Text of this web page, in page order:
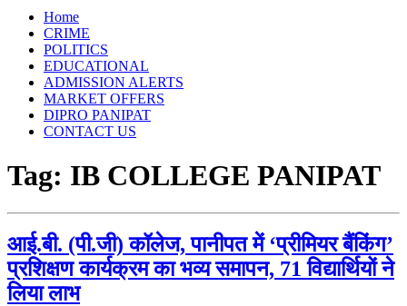
Home
CRIME
POLITICS
EDUCATIONAL
ADMISSION ALERTS
MARKET OFFERS
DIPRO PANIPAT
CONTACT US
Tag: IB COLLEGE PANIPAT
आई.बी. (पी.जी) कॉलेज, पानीपत में ‘प्रीमियर बैंकिंग’
प्रशिक्षण कार्यक्रम का भव्य समापन, 71 विद्यार्थियों ने
लिया लाभ